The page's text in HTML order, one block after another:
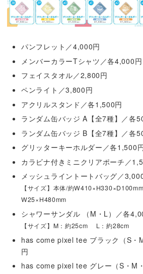
パンフレット／4,000円
メンバーカラーTシャツ／各4,000円
フェイスタオル／2,800円
ペンライト／3,800円
アクリルスタンド／各1,500円
ランダム缶バッジ A【全7種】／各
ランダム缶バッジ B【全7種】／各
グリッターキーホルダー／各1,500
カラビナ付きミニクリアポーチ／
メッシュライントートバッグ／
【サイズ】本体/約
W25×H480mm
シャワーサンダル （M・L）／各
【サイズ】M：約25cm L：約28cm
has come pixel tee ブラック（S・
円
has come pixel tee グレー（S・M